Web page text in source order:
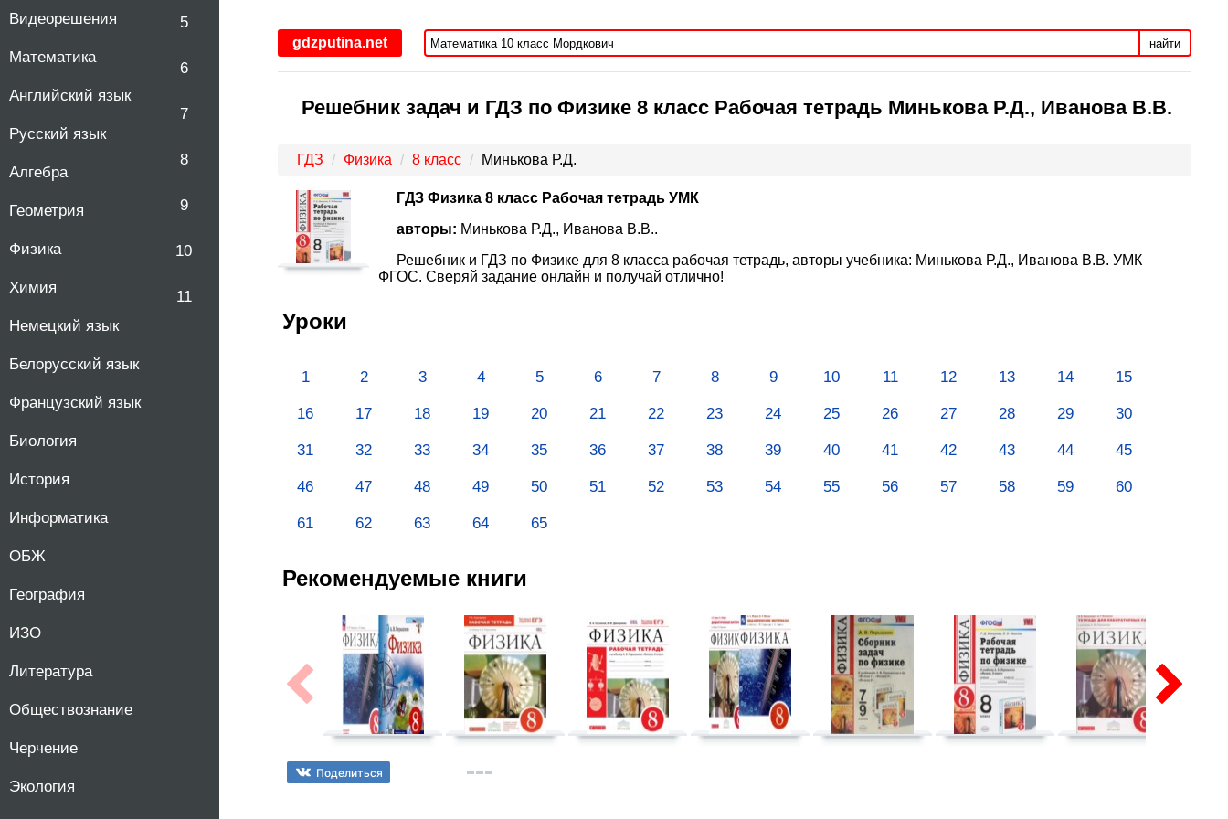
Видеорешения
Математика
Английский язык
Русский язык
Алгебра
Геометрия
Физика
Химия
Немецкий язык
Белорусский язык
Французский язык
Биология
История
Информатика
ОБЖ
География
ИЗО
Литература
Обществознание
Черчение
Экология
5
6
7
8
9
10
11
gdzputina.net найти
Решебник задач и ГДЗ по Физике 8 класс Рабочая тетрадь Минькова Р.Д., Иванова В.В.
ГДЗ Физика 8 класс Минькова Р.Д.
ГДЗ Физика 8 класс Рабочая тетрадь УМК
авторы: Минькова Р.Д., Иванова В.В..
Решебник и ГДЗ по Физике для 8 класса рабочая тетрадь, авторы учебника: Минькова Р.Д., Иванова В.В. УМК
ФГОС. Сверяй задание онлайн и получай отлично!
Уроки
1 2 3 4 5 6 7 8 9 10 11 12 13 14 15
16 17 18 19 20 21 22 23 24 25 26 27 28 29 30
31 32 33 34 35 36 37 38 39 40 41 42 43 44 45
46 47 48 49 50 51 52 53 54 55 56 57 58 59 60
61 62 63 64 65
Рекомендуемые книги
Поделиться